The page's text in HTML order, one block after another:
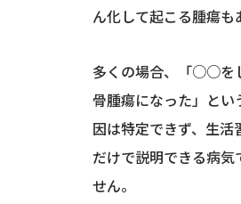
ん化して起こる腫瘍も
多くの場合、「○○を
骨腫瘍になった」とい
因は特定できず、生活
だけで説明できる病気
せん。